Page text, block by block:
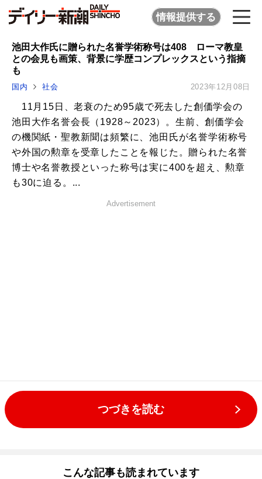
情報提供する
池田大作氏に贈られた名誉学術称号は408 ローマ教皇
との会見も画策、背景に学歴コンプレックスという指摘
も
国内 社会 2023年12月08日
11月15日、老衰のため95歳で死去した創価学会の
池田大作名誉会長（1928～2023）。生前、創価学会
の機関紙・聖教新聞は頻繁に、池田氏が名誉学術称号
や外国の勲章を受章したことを報じた。贈られた名誉
博士や名誉教授といった称号は実に400を超え、勲章
も30に迫る。...
Advertisement
つづきを読む
こんな記事も読まれています